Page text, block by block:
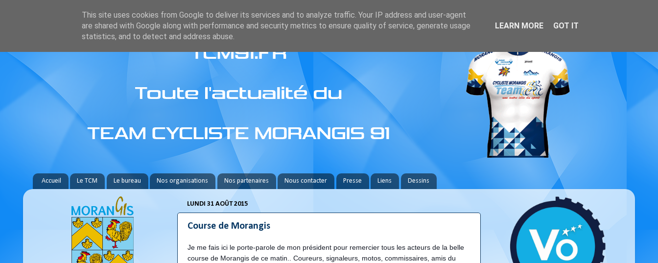
Accueil Le TCM Le bureau Nos organisations Nos partenaires Nous contacter Presse Liens Dessins
LUNDI 31 AOÛT 2015
Course de Morangis
Je me fais ici le porte-parole de mon président pour remercier tous les acteurs de la belle
course de Morangis de ce matin.. Coureurs, signaleurs, motos, commissaires, amis du
This site uses cookies from Google to deliver its services and to analyze traffic. Your IP address and user-agent
are shared with Google along with performance and security metrics to ensure quality of service, generate usage
statistics, and to detect and address abuse.
LEARN MORE GOT IT